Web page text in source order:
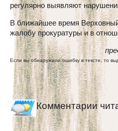
регулярно выявляют
В ближайшее время
жалобу прокуратуры и в
Если вы обнаружили ошибку в тексте, то
Комментарии